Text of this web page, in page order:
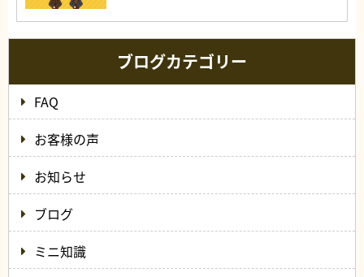
ブログカテゴリー
FAQ
お客様の声
お知らせ
ブログ
ミニ知識